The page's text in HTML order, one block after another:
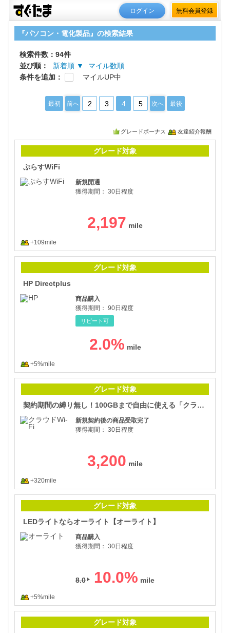
ログイン 無料会員登録
『パソコン・電化製品』の検索結果
検索件数：94件
並び順：
新着順 ▼
マイル数順
条件を追加：
マイルUP中
最初 前へ 2 3 4 5 次へ 最後
グレードボーナス 友達紹介報酬
グレード対象
ぷらすWiFi
新規開通
獲得期間： 30日程度
2,197
+109mile
グレード対象
HP Directplus
商品購入
獲得期間： 90日程度
リピート可
2.0%
+5%mile
グレード対象
契約期間の縛り無し！100GBまで自由に使える「クラウドWi-Fi」
新規契約後の商品受取完了
獲得期間： 30日程度
3,200
+320mile
グレード対象
LEDライトならオーライト【オーライト】
商品購入
獲得期間： 30日程度
8.0 10.0%
+5%mile
グレード対象